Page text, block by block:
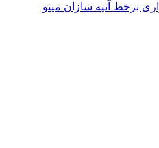
برخط آتیه سازان مینو